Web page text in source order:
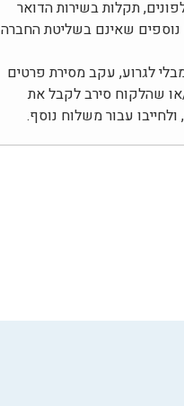
תקלות בשירות הדואר
נוספים שאינם בשליטת החברה
לגרוע, עקב מסירת פרטים
או שהלקוח סירב לקבל את
עבור משלוח נוסף.